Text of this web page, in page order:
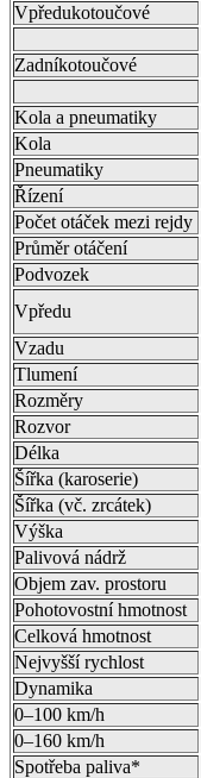
Vpředukotoučové
Zadníkotoučové
Kola a pneumatiky
Kola
Pneumatiky
Řízení
Počet otáček mezi rejdy
Průměr otáčení
Podvozek
Vpředu
Vzadu
Tlumení
Rozměry
Rozvor
Délka
Šířka (karoserie)
Šířka (vč. zrcátek)
Výška
Palivová nádrž
Objem zav. prostoru
Pohotovostní hmotnost
Celková hmotnost
Nejvyšší rychlost
Dynamika
0–100 km/h
0–160 km/h
Spotřeba paliva*